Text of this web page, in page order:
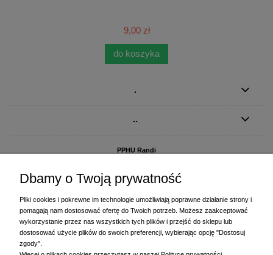
9,00 zł
do koszyka
.
..
PPHU Randi
ul. Starogardzka 77 (wjazd od ul. Plażowej)
+48 58 770 31 80 - centrala
Dbamy o Twoją prywatność
Pliki cookies i pokrewne im technologie umożliwiają poprawne działanie strony i
pomagają nam dostosować ofertę do Twoich potrzeb. Możesz zaakceptować
wykorzystanie przez nas wszystkich tych plików i przejść do sklepu lub
dostosować użycie plików do swoich preferencji, wybierając opcję "Dostosuj
zgody".